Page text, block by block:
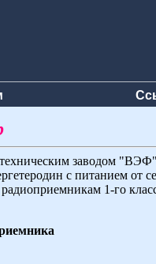
заводом
с питанием от
1-го